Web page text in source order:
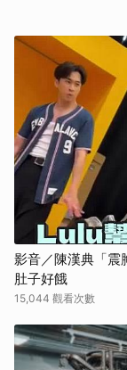
影音／陳漢典「
肚子好餓
15,044 觀看次數